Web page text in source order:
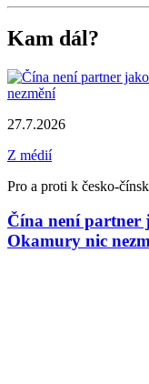
Kam dál?
27.7.2026
Z médií
Pro a proti k česko-
Čína není partner
Okamury nic